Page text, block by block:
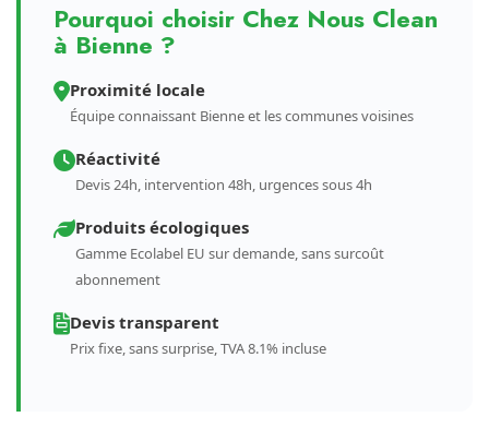
Pourquoi choisir Chez Nous Clean
à Bienne ?
Proximité locale
Équipe connaissant Bienne et les communes voisines
Réactivité
Devis 24h, intervention 48h, urgences sous 4h
Produits écologiques
Gamme Ecolabel EU sur demande, sans surcoût
abonnement
Devis transparent
Prix fixe, sans surprise, TVA 8.1% incluse